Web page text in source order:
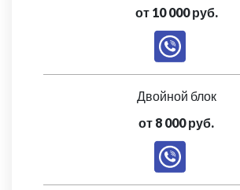
от 10 000 руб.
Двойной блок
от 8 000 руб.